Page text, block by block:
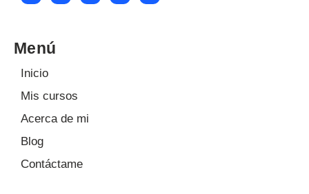
Menú
Inicio
Mis cursos
Acerca de mi
Blog
Contáctame